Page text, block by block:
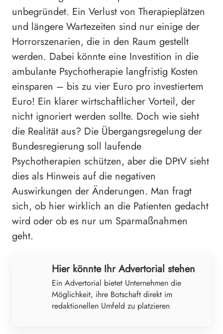
unbegründet. Ein Verlust von Therapieplätzen
und längere Wartezeiten sind nur einige der
Horrorszenarien, die in den Raum gestellt
werden. Dabei könnte eine Investition in die
ambulante Psychotherapie langfristig Kosten
einsparen – bis zu vier Euro pro investiertem
Euro! Ein klarer wirtschaftlicher Vorteil, der
nicht ignoriert werden sollte. Doch wie sieht
die Realität aus? Die Übergangsregelung der
Bundesregierung soll laufende
Psychotherapien schützen, aber die DPtV sieht
dies als Hinweis auf die negativen
Auswirkungen der Änderungen. Man fragt
sich, ob hier wirklich an die Patienten gedacht
wird oder ob es nur um Sparmaßnahmen
geht.
Hier könnte Ihr Advertorial stehen
Ein Advertorial bietet Unternehmen die
Möglichkeit, ihre Botschaft direkt im
redaktionellen Umfeld zu platzieren